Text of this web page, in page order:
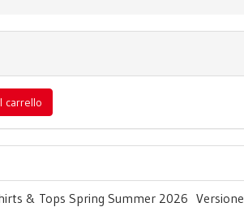
carrello
& Tops Spring Summer 2026 Versione